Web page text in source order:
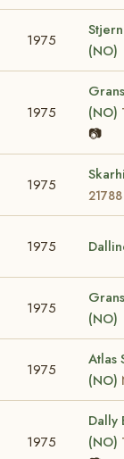
1975
(NO)
1975
(NO)
📷
1975
21788
1975
1975
(NO)
1975
Atlas
(NO)
1975
Dally
(NO)